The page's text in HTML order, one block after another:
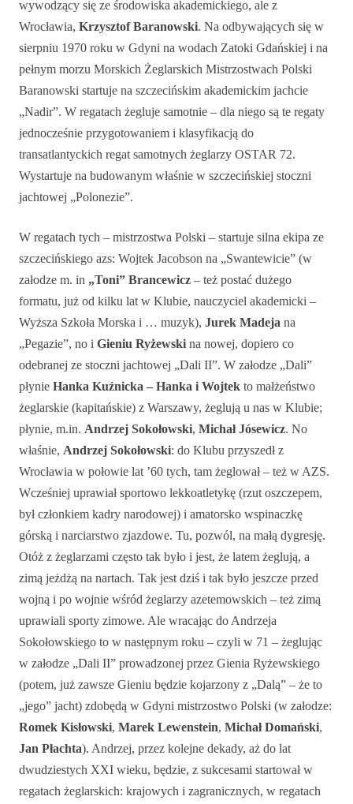
wywodzący się ze środowiska akademickiego, ale z
Wrocławia, Krzysztof Baranowski. Na odbywających się w
sierpniu 1970 roku w Gdyni na wodach Zatoki Gdańskiej i na
pełnym morzu Morskich Żeglarskich Mistrzostwach Polski
Baranowski startuje na szczecińskim akademickim jachcie
„Nadir”. W regatach żegluje samotnie – dla niego są te regaty
jednocześnie przygotowaniem i klasyfikacją do
transatlantyckich regat samotnych żeglarzy OSTAR 72.
Wystartuje na budowanym właśnie w szczecińskiej stoczni
jachtowej „Polonezie”.
W regatach tych – mistrzostwa Polski – startuje silna ekipa ze
szczecińskiego azs: Wojtek Jacobson na „Swantewicie” (w
załodze m. in „Toni” Brancewicz – też postać dużego
formatu, już od kilku lat w Klubie, nauczyciel akademicki –
Wyższa Szkoła Morska i … muzyk), Jurek Madeja na
„Pegazie”, no i Gieniu Ryżewski na nowej, dopiero co
odebranej ze stoczni jachtowej „Dali II”. W załodze „Dali”
płynie Hanka Kuźnicka – Hanka i Wojtek to małżeństwo
żeglarskie (kapitańskie) z Warszawy, żeglują u nas w Klubie;
płynie, m.in. Andrzej Sokołowski, Michał Jósewicz. No
właśnie, Andrzej Sokołowski: do Klubu przyszedł z
Wrocławia w połowie lat ’60 tych, tam żeglował – też w AZS.
Wcześniej uprawiał sportowo lekkoatletykę (rzut oszczepem,
był członkiem kadry narodowej) i amatorsko wspinaczkę
górską i narciarstwo zjazdowe. Tu, pozwól, na małą dygresję.
Otóż z żeglarzami często tak było i jest, że latem żeglują, a
zimą jeżdżą na nartach. Tak jest dziś i tak było jeszcze przed
wojną i po wojnie wśród żeglarzy azetemowskich – też zimą
uprawiali sporty zimowe. Ale wracając do Andrzeja
Sokołowskiego to w następnym roku – czyli w 71 – żeglując
w załodze „Dali II” prowadzonej przez Gienia Ryżewskiego
(potem, już zawsze Gieniu będzie kojarzony z „Dalą” – że to
„jego” jacht) zdobędą w Gdyni mistrzostwo Polski (w załodze:
Romek Kisłowski, Marek Lewenstein, Michał Domański,
Jan Płachta). Andrzej, przez kolejne dekady, aż do lat
dwudziestych XXI wieku, będzie, z sukcesami startował w
regatach żeglarskich: krajowych i zagranicznych, w regatach